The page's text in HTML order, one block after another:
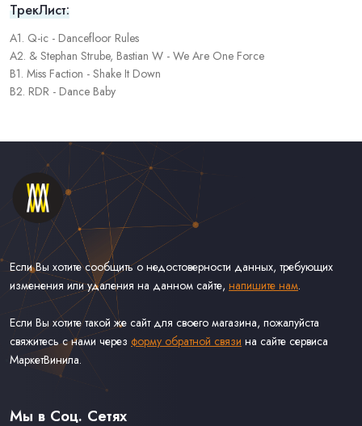
ТрекЛист:
A1. Q-ic - Dancefloor Rules
A2. & Stephan Strube, Bastian W - We Are One Force
B1. Miss Faction - Shake It Down
B2. RDR - Dance Baby
Если Вы хотите сообщить о недостоверности данных, требующих
изменения или удаления на данном сайте, напишите нам.
Если Вы хотите такой же сайт для своего магазина, пожалуйста
свяжитесь с нами через форму обратной связи на сайте сервиса
МаркетВинила.
Каталог Винила, CD и Кассет
Доставка и Оплата
Мы в Соц. Сетях